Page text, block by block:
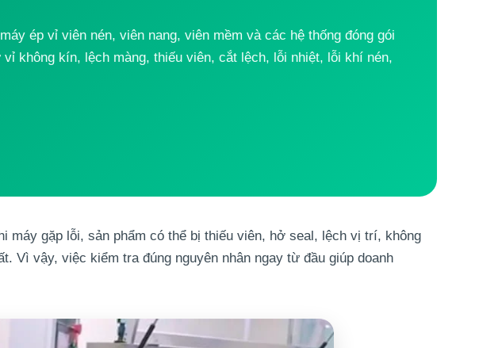
ép vỉ viên nén, viên nang, viên mềm và các hệ thống đóng gói
không kín, lệch màng, thiếu viên, cắt lệch, lỗi nhiệt, lỗi khí nén,
máy gặp lỗi, sản phẩm có thể bị thiếu viên, hở seal, lệch vị trí, không
Vì vậy, việc kiểm tra đúng nguyên nhân ngay từ đầu giúp doanh